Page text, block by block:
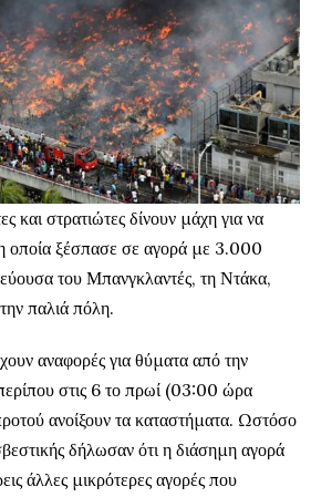
και στρατιώτες δίνουν μάχη για να
οποία ξέσπασε σε αγορά με 3.000
του Μπανγκλαντές, τη Ντάκα,
παλιά πόλη.
αναφορές για θύματα από την
στις 6 το πρωί (03:00 ώρα
ανοίξουν τα καταστήματα. Ωστόσο
δήλωσαν ότι η διάσημη αγορά
άλλες μικρότερες αγορές που